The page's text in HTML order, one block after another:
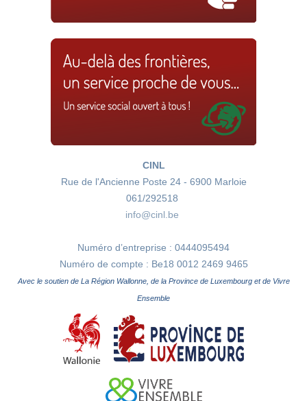
CINL
Rue de l'Ancienne Poste 24 - 6900 Marloie
061/292518
info@cinl.be
Numéro d’entreprise : 0444095494
Numéro de compte : Be18 0012 2469 9465
Avec le soutien de La Région Wallonne, de la Province de Luxembourg et de Vivre
Ensemble